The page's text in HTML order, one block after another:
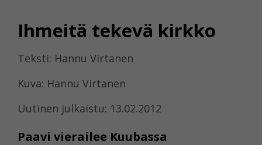
Ihmeitä tekevä kirkko
Teksti: Hannu Virtanen
Kuva: Hannu Virtanen
Uutinen julkaistu: 13.02.2012
Paavi vierailee Kuubassa